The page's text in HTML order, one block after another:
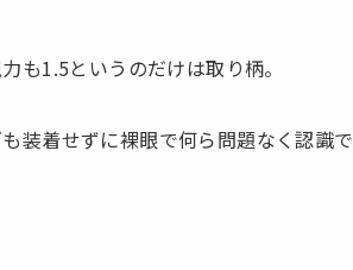
も1.5というのだけは取り柄。
装着せずに裸眼で何ら問題なく認識で